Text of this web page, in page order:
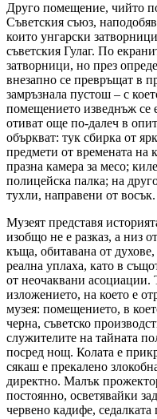
Друго помещение, чийто
Съветския съюз,
които унгарски
съветския Гулаг. По
затворници, но през
внезапно се превръщат в
замръзнала пустош – с
помещението изведнъж се
отиват още по-далеч в
объркват: тук сбирка от
предмети от времената на
празна камера за месо;
полицейска палка; на
тухли, направени от восък.
Музеят представя
изобщо не е разказ, а низ
къща, обитавана от
реална уплаха, като в
от неочаквани асоциации.
изложението, на което е
музея: помещението, в
черна, съветско
служителите на тайната
посред нощ. Колата е
сякаш е прекалено
директно. Малък
постоянно, осветявайки
червено кадифе, седалката